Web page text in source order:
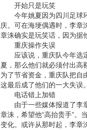
开始只是玩笑
今年姚夏因为四川足球环
庆。可在海埂偶遇时，李章
章洙确实是玩笑话，因为据
重庆操作失误
应该说，重庆队今年选定
夏，那么他们就必须付出高
为了节省资金，重庆队把自
这最后成了他们的一大失误。
电话错上加错
由于一些媒体报道了李章
章洙，希望他“高抬贵手”。
变化。或许从那时起，李章